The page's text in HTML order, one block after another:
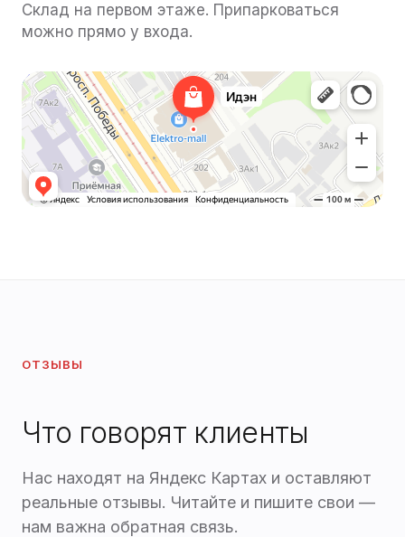
Склад на первом этаже. Припарковаться
можно прямо у входа.
ОТЗЫВЫ
Что говорят клиенты
Нас находят на Яндекс Картах и оставляют
реальные отзывы. Читайте и пишите свои —
нам важна обратная связь.